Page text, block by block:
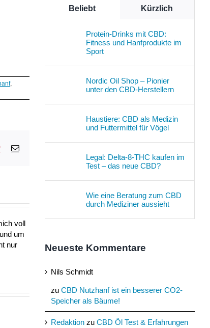
,
Pinterest
E-
voll
um
nur
Beliebt Kürzlich
Protein-Drinks mit CBD:
Fitness und Hanfprodukte im
Sport
Nordic Oil Shop – Pionier
unter den CBD-Herstellern
Haustiere: CBD als Medizin
und Futtermittel für Vögel
Legal: Delta-8-THC kaufen im
Test – das neue CBD?
Wie eine Beratung zum CBD
durch Mediziner aussieht
Neueste Kommentare
Nils Schmidt
zu CBD Nutzhanf ist ein besserer CO2-
Speicher als Bäume!
Redaktion zu CBD Öl Test & Erfahrungen